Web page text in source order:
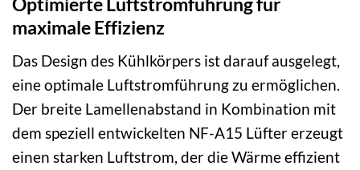
maximale Effizienz
Das Design des Kühlkörpers ist darauf ausgelegt,
eine optimale Luftstromführung zu ermöglichen.
Der breite Lamellenabstand in Kombination mit
dem speziell entwickelten NF-A15 Lüfter erzeugt
einen starken Luftstrom, der die Wärme effizient